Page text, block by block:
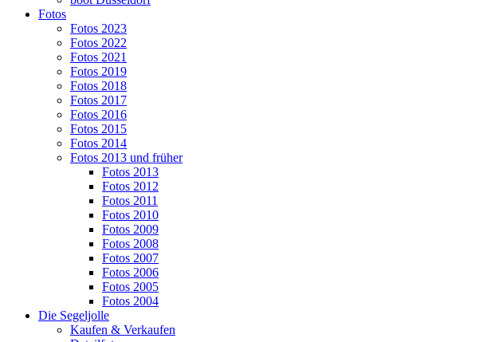
Fotos
Fotos 2023
Fotos 2022
Fotos 2021
Fotos 2019
Fotos 2018
Fotos 2017
Fotos 2016
Fotos 2015
Fotos 2014
Fotos 2013 und früher
Fotos 2013
Fotos 2012
Fotos 2011
Fotos 2010
Fotos 2009
Fotos 2008
Fotos 2007
Fotos 2006
Fotos 2005
Fotos 2004
Die Segeljolle
Kaufen & Verkaufen